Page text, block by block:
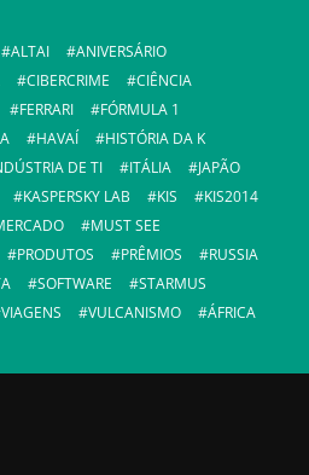
ALTAI
ANIVERSÁRIO
CIBERCRIME
CIÊNCIA
FERRARI
FÓRMULA 1
HAVAÍ
HISTÓRIA DA K
DE TI ITÁLIA
JAPÃO
KASPERSKY LAB KIS
KIS2014
MUST SEE
PRODUTOS PRÊMIOS
RUSSIA
SOFTWARE
STARMUS
VIAGENS VULCANISMO ÁFRICA